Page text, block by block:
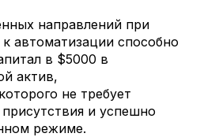
направлений при
автоматизации способно
в $5000 в
актив,
не требует
и успешно
режиме.